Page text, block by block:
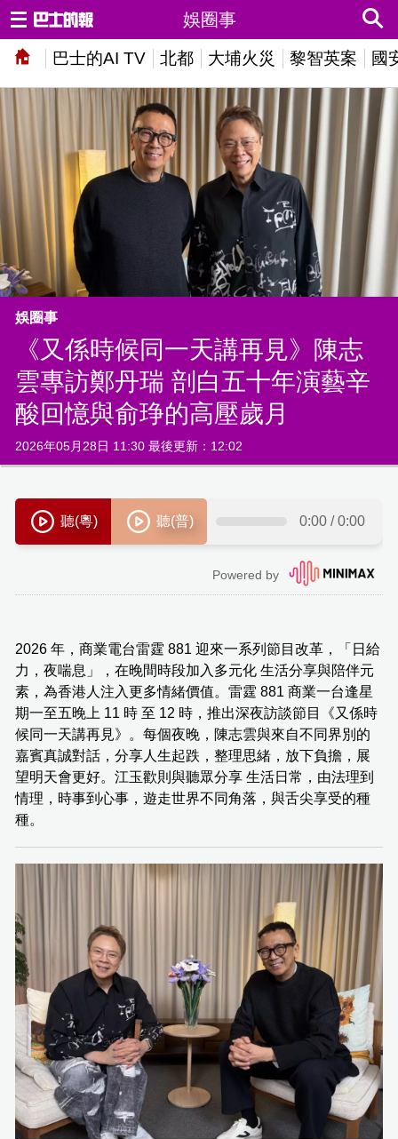
巴士的AI TV 北都 大埔火災 黎智英案 國
娛圈事
娛圈事
《又係時候同一天講再見》陳志
雲專訪鄭丹瑞 剖白五十年演藝辛
酸回憶與俞琤的高壓歲月
2026年05月28日 11:30 最後更新：12:02
2026 年，商業電台雷霆 881 迎來一系列節目改革，「日給
力，夜喘息」，在晚間時段加入多元化 生活分享與陪伴元
素，為香港人注入更多情緒價值。雷霆 881 商業一台逢星
期一至五晚上 11 時 至 12 時，推出深夜訪談節目《又係時
候同一天講再見》。每個夜晚，陳志雲與來自不同界別的
嘉賓真誠對話，分享人生起跌，整理思緒，放下負擔，展
望明天會更好。江玉歡則與聽眾分享 生活日常，由法理到
情理，時事到心事，遊走世界不同角落，與舌尖享受的種
種。